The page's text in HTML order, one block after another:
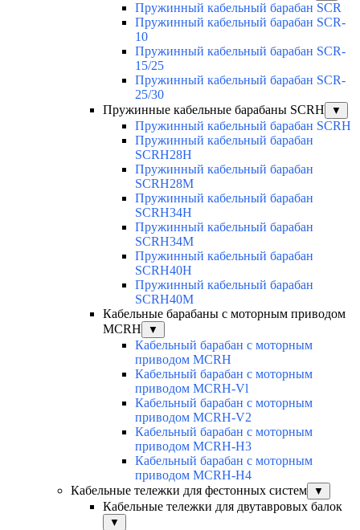
Пружинный кабельный барабан SCR
Пружинный кабельный барабан SCR-
10
Пружинный кабельный барабан SCR-
15/25
Пружинный кабельный барабан SCR-
25/30
Пружинные кабельные барабаны SCRH
▼
Пружинный кабельный барабан SCRH
Пружинный кабельный барабан
SCRH28H
Пружинный кабельный барабан
SCRH28M
Пружинный кабельный барабан
SCRH34H
Пружинный кабельный барабан
SCRH34M
Пружинный кабельный барабан
SCRH40H
Пружинный кабельный барабан
SCRH40M
Кабельные барабаны с моторным приводом
MCRH
▼
Кабельный барабан с моторным
приводом MCRH
Кабельный барабан с моторным
приводом MCRH-Vl
Кабельный барабан с моторным
приводом MCRH-V2
Кабельный барабан с моторным
приводом MCRH-H3
Кабельный барабан с моторным
приводом MCRH-H4
Кабельные тележки для фестонных систем
▼
Кабельные тележки для двутавровых балок
▼